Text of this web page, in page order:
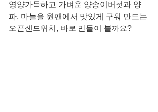
영양가득하고 가벼운 양송이버섯과 양
파, 마늘을 원팬에서 맛있게 구워 만드는
오픈샌드위치, 바로 만들어 볼까요?